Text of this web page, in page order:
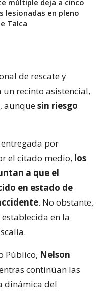
múltiple deja a cinco
lesionadas en pleno
Talca
de rescate y
recinto asistencial,
aunquesin riesgo
por
el citado medio, los
a que el
en estado de
. No obstante,
en la
Público, Nelson
continúan las
dinámica del